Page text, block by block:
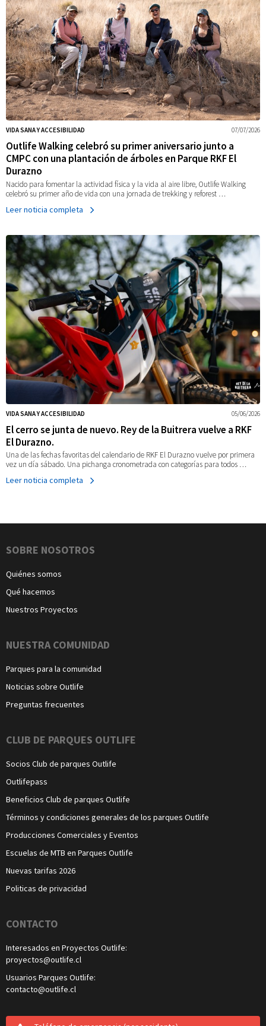
07/07/2026
VIDA SANA Y ACCESIBILIDAD
Outlife Walking celebró su primer aniversario junto a
CMPC con una plantación de árboles en Parque RKF El
Durazno
Nacido para fomentar la actividad física y la vida al aire libre, Outlife Walking
celebró su primer año de vida con una jornada de trekking y reforest …
Leer noticia completa
05/06/2026
VIDA SANA Y ACCESIBILIDAD
El cerro se junta de nuevo. Rey de la Buitrera vuelve a RKF
El Durazno.
Una de las fechas favoritas del calendario de RKF El Durazno vuelve por primera
vez un día sábado. Una pichanga cronometrada con categorías para todos …
Leer noticia completa
Navegación
SOBRE NOSOTROS
Quiénes somos
Qué hacemos
Nuestros Proyectos
NUESTRA COMUNIDAD
Parques para la comunidad
Noticias sobre Outlife
Preguntas frecuentes
CLUB DE PARQUES OUTLIFE
Socios Club de parques Outlife
Outlifepass
Beneficios Club de parques Outlife
Términos y condiciones generales de los parques Outlife
Producciones Comerciales y Eventos
Escuelas de MTB en Parques Outlife
Nuevas tarifas 2026
Politicas de privacidad
CONTACTO
Interesados en Proyectos Outlife:
proyectos@outlife.cl
Usuarios Parques Outlife:
contacto@outlife.cl